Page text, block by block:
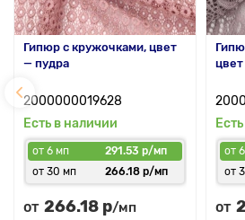
Гипюр с кружочками, цвет
— пудра
2000000019628
Есть в наличии
от 6 мп
291.53 р/мп
от 30 мп
266.18 р/мп
от 266.18 р/мп
от
от
от